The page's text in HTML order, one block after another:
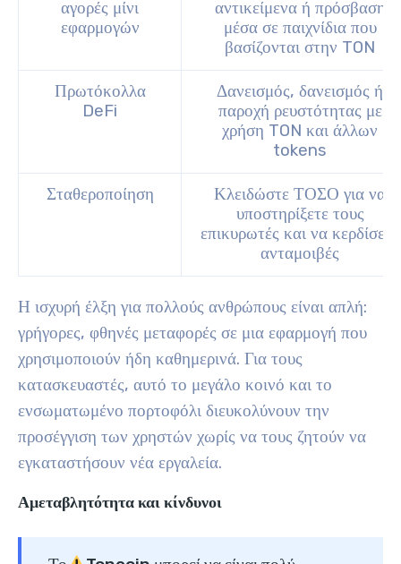
αγορές μίνι
εφαρμογών
αντικείμενα ή πρόσβαση
μέσα σε παιχνίδια που
βασίζονται στην TON
Πρωτόκολλα
DeFi
Δανεισμός, δανεισμός ή
παροχή ρευστότητας με
χρήση TON και άλλων
tokens
Σταθεροποίηση
Κλειδώστε ΤΟΣΟ για να
υποστηρίξετε τους
επικυρωτές και να κερδίσετε
ανταμοιβές
Η ισχυρή έλξη για πολλούς ανθρώπους είναι απλή:
γρήγορες, φθηνές μεταφορές σε μια εφαρμογή που
χρησιμοποιούν ήδη καθημερινά. Για τους
κατασκευαστές, αυτό το μεγάλο κοινό και το
ενσωματωμένο πορτοφόλι διευκολύνουν την
προσέγγιση των χρηστών χωρίς να τους ζητούν να
εγκαταστήσουν νέα εργαλεία.
Αμεταβλητότητα και κίνδυνοι